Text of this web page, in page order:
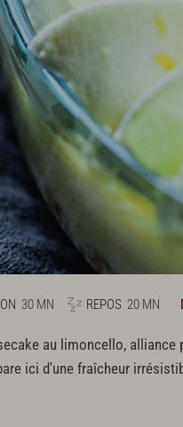
30 MN REPOS 20 MN
au limoncello,
ici d'une fraîcheur